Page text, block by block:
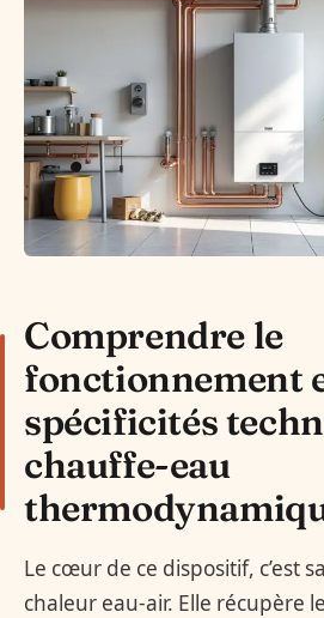
Comprendre le
fonctionnement
spécificités
chauffe-eau
Le cœur de ce dispositif, c’est
chaleur eau-air. Elle récupère